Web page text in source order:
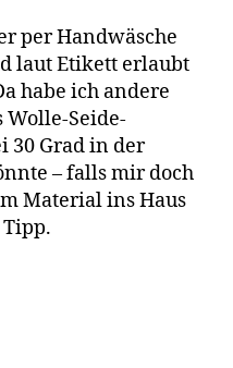
per Handwäsche
laut Etikett erlaubt
habe ich andere
Wolle-Seide-
30 Grad in der
– falls mir doch
Material ins Haus